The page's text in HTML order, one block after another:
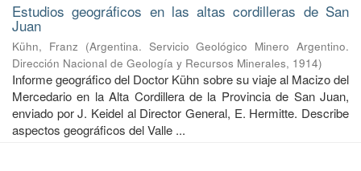
Estudios geográficos en las altas cordilleras de San
Juan
Kühn, Franz (Argentina. Servicio Geológico Minero Argentino.
Dirección Nacional de Geología y Recursos Minerales, 1914)
Informe geográfico del Doctor Kühn sobre su viaje al Macizo del
Mercedario en la Alta Cordillera de la Provincia de San Juan,
enviado por J. Keidel al Director General, E. Hermitte. Describe
aspectos geográficos del Valle ...